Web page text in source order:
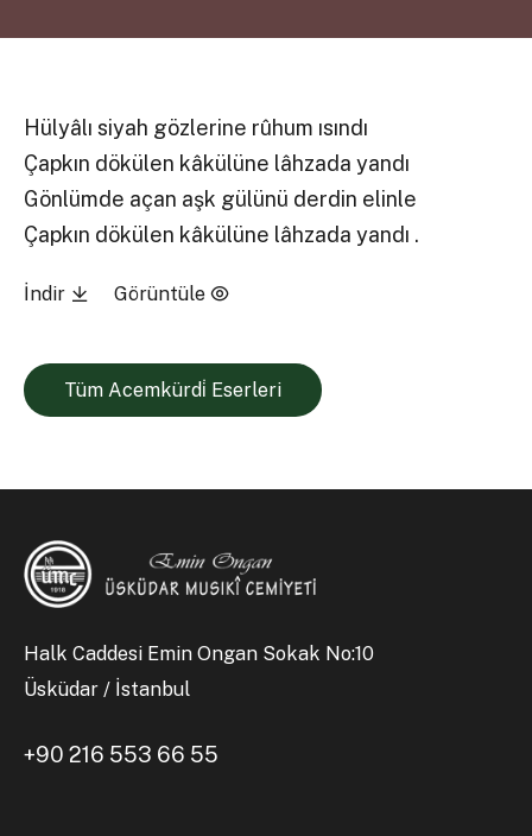
Hülyâlı siyah gözlerine rûhum ısındı
Çapkın dökülen kâkülüne lâhzada yandı
Gönlümde açan aşk gülünü derdin elinle
Çapkın dökülen kâkülüne lâhzada yandı .
İndir Görüntüle
Tüm Acemkürdi̇ Eserleri
Halk Caddesi Emin Ongan Sokak No:10
Üsküdar / İstanbul
+90 216 553 66 55